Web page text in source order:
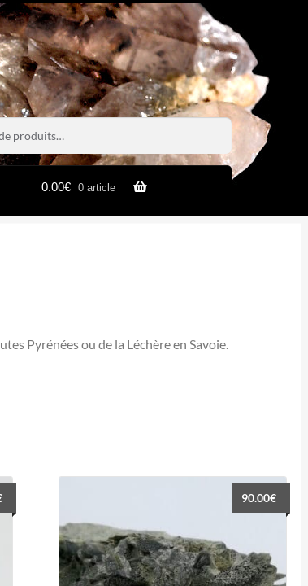
0.00€ 0 article
Pyrénées ou de la Léchère en Savoie.
90.00€